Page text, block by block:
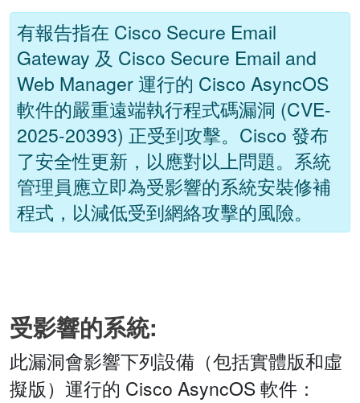
有報告指在 Cisco Secure Email
Gateway 及 Cisco Secure Email and
Web Manager 運行的 Cisco AsyncOS
軟件的嚴重遠端執行程式碼漏洞 (CVE-
2025-20393) 正受到攻擊。Cisco 發布
了安全性更新，以應對以上問題。系統
管理員應立即為受影響的系統安裝修補
程式，以減低受到網絡攻擊的風險。
受影響的系統:
此漏洞會影響下列設備（包括實體版和虛
擬版）運行的 Cisco AsyncOS 軟件：